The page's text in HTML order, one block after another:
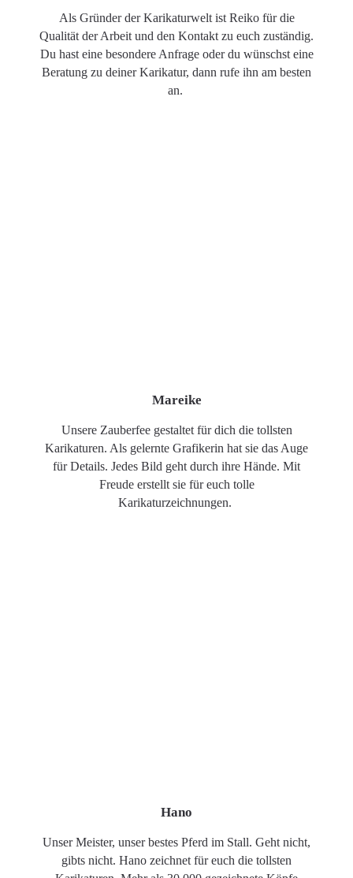
Als Gründer der Karikaturwelt ist Reiko für die
Qualität der Arbeit und den Kontakt zu euch zuständig.
Du hast eine besondere Anfrage oder du wünschst eine
Beratung zu deiner Karikatur, dann rufe ihn am besten
an.
Mareike
Unsere Zauberfee gestaltet für dich die tollsten
Karikaturen. Als gelernte Grafikerin hat sie das Auge
für Details. Jedes Bild geht durch ihre Hände. Mit
Freude erstellt sie für euch tolle
Karikaturzeichnungen.
Hano
Unser Meister, unser bestes Pferd im Stall. Geht nicht,
gibts nicht. Hano zeichnet für euch die tollsten